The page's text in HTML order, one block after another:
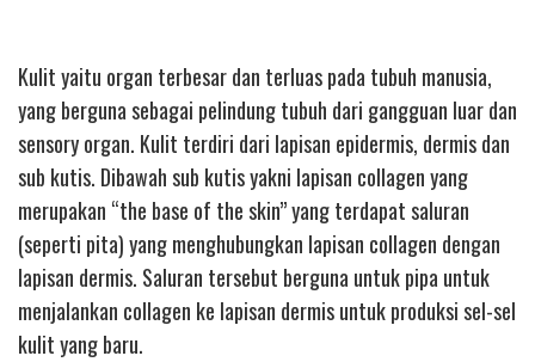
Kulit yaitu organ terbesar dan terluas pada tubuh manusia,
yang berguna sebagai pelindung tubuh dari gangguan luar dan
sensory organ. Kulit terdiri dari lapisan epidermis, dermis dan
sub kutis. Dibawah sub kutis yakni lapisan collagen yang
merupakan “the base of the skin” yang terdapat saluran
(seperti pita) yang menghubungkan lapisan collagen dengan
lapisan dermis. Saluran tersebut berguna untuk pipa untuk
menjalankan collagen ke lapisan dermis untuk produksi sel-sel
kulit yang baru.